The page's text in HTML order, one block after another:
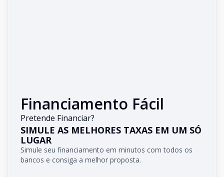
Financiamento Fácil
Pretende Financiar?
SIMULE AS MELHORES TAXAS EM UM SÓ
LUGAR
Simule seu financiamento em minutos com todos os
bancos e consiga a melhor proposta.